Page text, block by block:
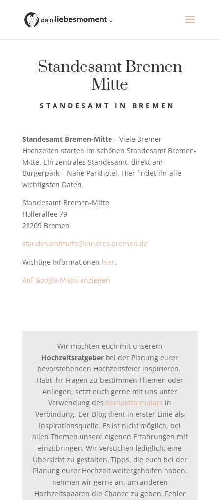
Standesamt Bremen
Mitte
STANDESAMT IN BREMEN
Standesamt Bremen-Mitte – Viele Bremer
Hochzeiten starten im schönen Standesamt Bremen-
Mitte. EIn zentrales Standesamt, direkt am
Bürgerpark – Nähe Parkhotel. Hier findet ihr alle
wichtigsten Daten.
Standesamt Bremen-Mitte
Hollerallee 79
28209 Bremen
standesamtmitte@inneres.bremen.de
Wichtige Informationen hier.
Auf Google Maps anziegen
Wir möchten euch mit unserem
Hochzeitsratgeber bei der Planung eurer
bevorstehenden Hochzeitsfeier inspirieren.
Habt ihr Fragen zu bestimmen Themen oder
Anliegen, setzt euch gerne mit uns unter
Verwendung des Kontaktformulars in
Verbindung. Der Blog dient in erster Linie als
Inspirationsquelle. Es ist nicht möglich, bei
allen Themen unsere eigenen Erfahrungen mit
einzubringen. Wir versuchen lediglich, eine
Übersicht zu gestalten. Tipps, die euch bei der
Planung eurer Hochzeit weitergeholfen haben,
nehmen wir gerne an, um anderen
Hochzeitspaaren die Chance zu geben, Fehler